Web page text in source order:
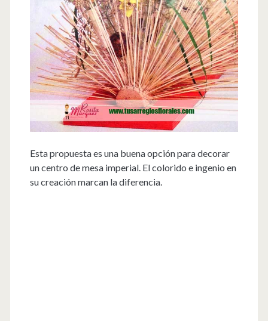
Esta propuesta es una buena opción para decorar
un centro de mesa imperial. El colorido e ingenio en
su creación marcan la diferencia.